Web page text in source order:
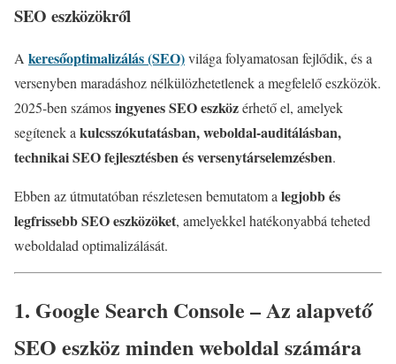
SEO eszközökről
A keresőoptimalizálás (SEO)világa folyamatosan fejlődik, és a
versenyben maradáshoz nélkülözhetetlenek a megfelelő eszközök.
2025-ben számosingyenes SEO eszközérhető el, amelyek
segítenek akulcsszókutatásban, weboldal-auditálásban,
technikai SEO fejlesztésben és versenytárselemzésben.
Ebben az útmutatóban részletesen bemutatom alegjobb és
legfrissebb SEO eszközöket, amelyekkel hatékonyabbá teheted
weboldalad optimalizálását.
1. Google Search Console – Az alapvető
SEO eszköz minden weboldal számára